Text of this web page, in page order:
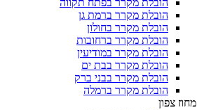
הובלת מקרר בפתח תקווה
הובלת מקרר ברמת גן
הובלת מקרר בחולון
הובלת מקרר ברחובות
הובלת מקרר במודיעין
הובלת מקרר בבת ים
הובלת מקרר בבני ברק
הובלת מקרר ברמלה
מחוז צפון